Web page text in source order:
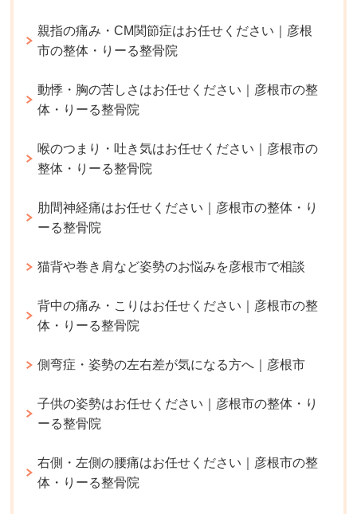
親指の痛み・CM関節症はお任せください｜彦根
市の整体・りーる整骨院
動悸・胸の苦しさはお任せください｜彦根市の整
体・りーる整骨院
喉のつまり・吐き気はお任せください｜彦根市の
整体・りーる整骨院
肋間神経痛はお任せください｜彦根市の整体・り
ーる整骨院
猫背や巻き肩など姿勢のお悩みを彦根市で相談
背中の痛み・こりはお任せください｜彦根市の整
体・りーる整骨院
側弯症・姿勢の左右差が気になる方へ｜彦根市
子供の姿勢はお任せください｜彦根市の整体・り
ーる整骨院
右側・左側の腰痛はお任せください｜彦根市の整
体・りーる整骨院